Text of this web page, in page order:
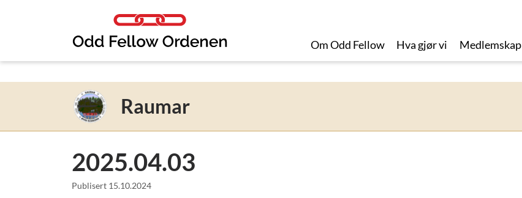
Om Odd Fellow Hva gjør vi Medlemskap
Raumar
2025.04.03
Publisert 15.10.2024